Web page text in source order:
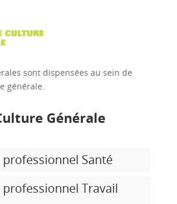
sont dispensées au sein de
générale.
Générale
Santé
Travail